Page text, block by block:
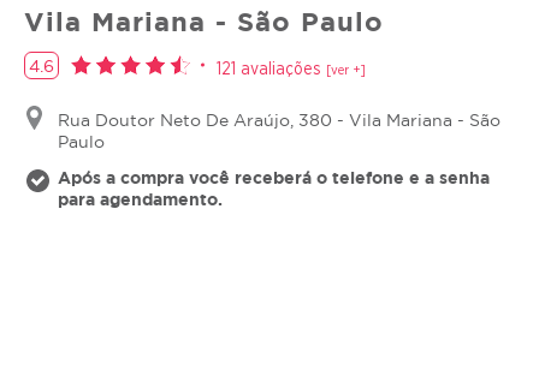
Vila Mariana - São Paulo
4.6 121 avaliações [ver +]
Rua Doutor Neto De Araújo, 380 - Vila Mariana - São
Paulo
Após a compra você receberá o telefone e a senha
para agendamento.